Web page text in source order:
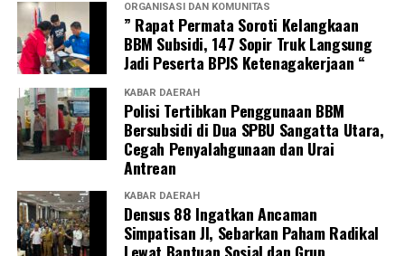
ORGANISASI DAN KOMUNITAS
” Rapat Permata Soroti Kelangkaan
BBM Subsidi, 147 Sopir Truk Langsung
Jadi Peserta BPJS Ketenagakerjaan “
KABAR DAERAH
Polisi Tertibkan Penggunaan BBM
Bersubsidi di Dua SPBU Sangatta Utara,
Cegah Penyalahgunaan dan Urai
Antrean
KABAR DAERAH
Densus 88 Ingatkan Ancaman
Simpatisan JI, Sebarkan Paham Radikal